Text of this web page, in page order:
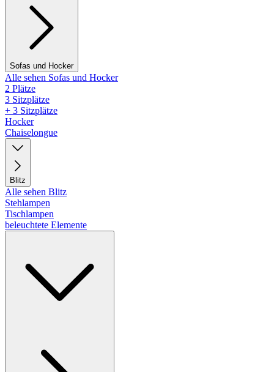
Sofas und Hocker
Alle sehen Sofas und Hocker
2 Plätze
3 Sitzplätze
+ 3 Sitzplätze
Hocker
Chaiselongue
Blitz
Alle sehen Blitz
Stehlampen
Tischlampen
beleuchtete Elemente